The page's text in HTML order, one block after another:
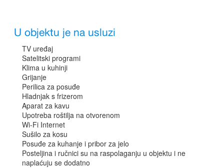
U objektu je na usluzi
TV uređaj
Satelitski programi
Klima u kuhinji
Grijanje
Perilica za posuđe
Hladnjak s frizerom
Aparat za kavu
Upotreba roštilja na otvorenom
Wi-Fi Internet
Sušilo za kosu
Posuđe za kuhanje i pribor za jelo
Posteljina i ručnici su na raspolaganju u objektu i ne
naplaćuju se dodatno